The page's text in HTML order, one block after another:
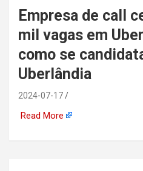
automotiva,
indústria naval,
Empresa de call
mil vagas em
como se
Uberlândia
2024-07-17
Read More